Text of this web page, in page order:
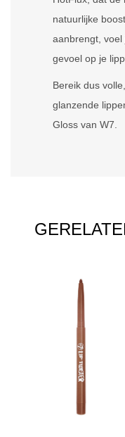
natuurlijke
aanbrengt,
gevoel op je
Bereik dus
glanzende
Gloss van W7.